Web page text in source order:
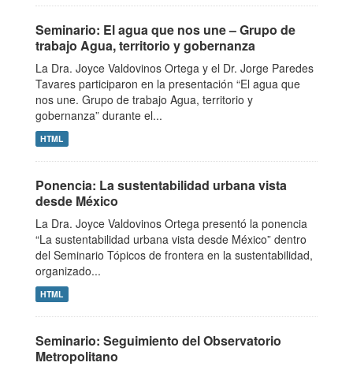
Seminario: El agua que nos une – Grupo de
trabajo Agua, territorio y gobernanza
La Dra. Joyce Valdovinos Ortega y el Dr. Jorge Paredes
Tavares participaron en la presentación “El agua que
nos une. Grupo de trabajo Agua, territorio y
gobernanza” durante el...
HTML
Ponencia: La sustentabilidad urbana vista
desde México
La Dra. Joyce Valdovinos Ortega presentó la ponencia
“La sustentabilidad urbana vista desde México” dentro
del Seminario Tópicos de frontera en la sustentabilidad,
organizado...
HTML
Seminario: Seguimiento del Observatorio
Metropolitano